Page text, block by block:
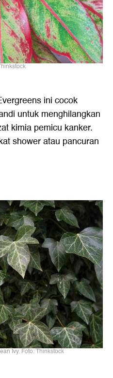
ini cocok
untuk menghilangkan
kimia pemicu kanker.
shower atau pancuran
Ivy. Foto: Thinkstock